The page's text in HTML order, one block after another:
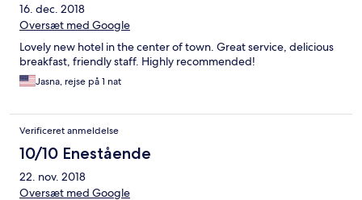
16. dec. 2018
Oversæt med Google
Lovely new hotel in the center of town. Great service, delicious
breakfast, friendly staff. Highly recommended!
Jasna, rejse på 1 nat
Verificeret anmeldelse
10/10 Enestående
22. nov. 2018
Oversæt med Google